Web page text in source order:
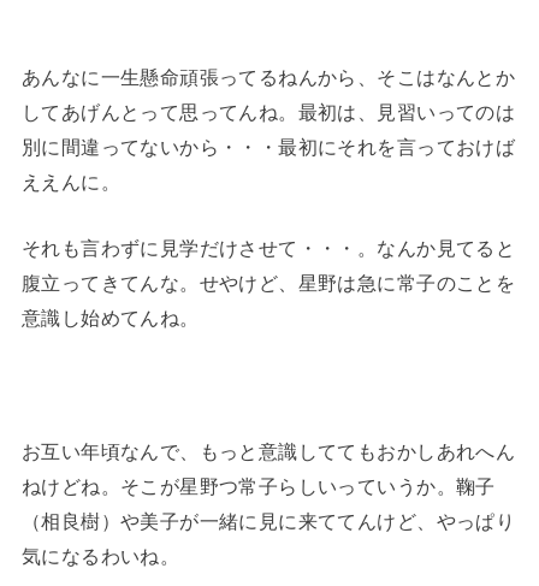
あんなに一生懸命頑張ってるねんから、そこはなんとか
してあげんとって思ってんね。最初は、見習いってのは
別に間違ってないから・・・最初にそれを言っておけば
ええんに。
それも言わずに見学だけさせて・・・。なんか見てると
腹立ってきてんな。せやけど、星野は急に常子のことを
意識し始めてんね。
お互い年頃なんで、もっと意識しててもおかしあれへん
ねけどね。そこが星野つ常子らしいっていうか。鞠子
（相良樹）や美子が一緒に見に来ててんけど、やっぱり
気になるわいね。